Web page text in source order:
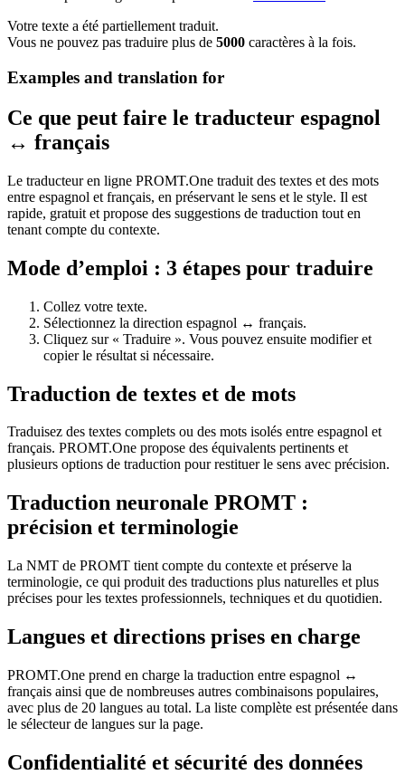
Votre texte a été partiellement traduit.
Vous ne pouvez pas traduire plus de 5000 caractères à la fois.
Examples and translation for
Ce que peut faire le traducteur espagnol
↔ français
Le traducteur en ligne PROMT.One traduit des textes et des mots
entre espagnol et français, en préservant le sens et le style. Il est
rapide, gratuit et propose des suggestions de traduction tout en
tenant compte du contexte.
Mode d’emploi : 3 étapes pour traduire
Collez votre texte.
Sélectionnez la direction espagnol ↔ français.
Cliquez sur « Traduire ». Vous pouvez ensuite modifier et
copier le résultat si nécessaire.
Traduction de textes et de mots
Traduisez des textes complets ou des mots isolés entre espagnol et
français. PROMT.One propose des équivalents pertinents et
plusieurs options de traduction pour restituer le sens avec précision.
Traduction neuronale PROMT :
précision et terminologie
La NMT de PROMT tient compte du contexte et préserve la
terminologie, ce qui produit des traductions plus naturelles et plus
précises pour les textes professionnels, techniques et du quotidien.
Langues et directions prises en charge
PROMT.One prend en charge la traduction entre espagnol ↔
français ainsi que de nombreuses autres combinaisons populaires,
avec plus de 20 langues au total. La liste complète est présentée dans
le sélecteur de langues sur la page.
Confidentialité et sécurité des données